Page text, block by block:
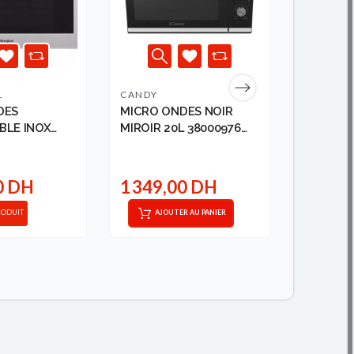
INOX
DH
CANDY
MICRO ONDES NOIR
MIROIR 20L 38000976
1 349,00 DH
AJOUTER AU PANIER